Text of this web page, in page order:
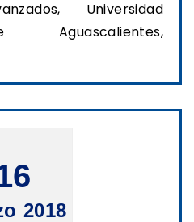
Universidad
2018